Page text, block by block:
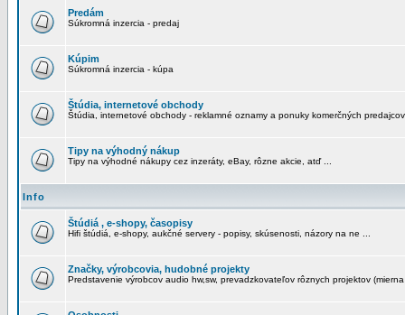
Predám
Súkromná inzercia - predaj
Kúpim
Súkromná inzercia - kúpa
Štúdia, internetové obchody
Štúdia, internetové obchody - reklamné oznamy a ponuky komerčných predajcov
Tipy na výhodný nákup
Tipy na výhodné nákupy cez inzeráty, eBay, rôzne akcie, atď ...
Info
Štúdiá , e-shopy, časopisy
Hifi štúdiá, e-shopy, aukčné servery - popisy, skúsenosti, názory na ne ...
Značky, výrobcovia, hudobné projekty
Predstavenie výrobcov audio hw,sw, prevadzkovateľov rôznych projektov